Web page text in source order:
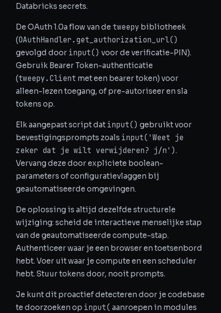
Databricks secrets.
De OAuth 1.0a flow van de tweepy bibliotheek
(OAuthHandler.get_authorization_url()
gevolgd door input() voor de verificatie-PIN).
Gebruik Bearer Token-authenticatie
(tweepy.Client met een bearer token) voor
alleen-lezen toegang, of pre-autoriseer en sla
tokens op.
Elk aangepast script dat input() gebruikt voor
bevestigingsprompts zoals input('Weet je
zeker dat je wilt verwijderen? j/n') .
Vervang deze door expliciete boolean-
parameters of configuratievlaggen bij
geautomatiseerde omgevingen.
De oplossing is altijd dezelfde structurele
wijziging: scheid de interactieve menselijke stap
van de geautomatiseerde compute-stap.
Authenticeer waar je een browser en toetsenbord
hebt. Voer uit waar je compute en een scheduler
hebt. Stuur tokens door, nooit prompts.
Je kunt dit proactief detecteren door je codebase
te doorzoeken op input( aanroepen in modules